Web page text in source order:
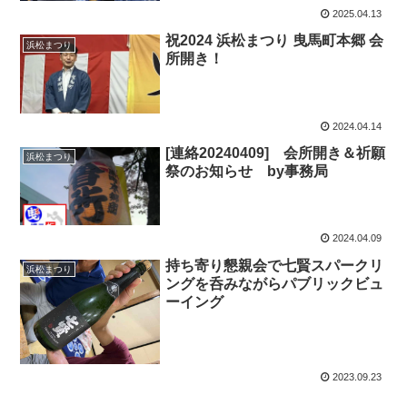
2025.04.13
浜松まつり
祝2024 浜松まつり 曳馬町本郷 会
所開き！
2024.04.14
浜松まつり
[連絡20240409] 会所開き＆祈願
祭のお知らせ by事務局
2024.04.09
浜松まつり
持ち寄り懇親会で七賢スパークリ
ングを呑みながらパブリックビュ
ーイング
2023.09.23